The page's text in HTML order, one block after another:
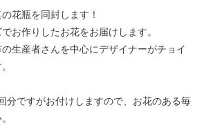
花瓶を同封します！
お作りしたお花をお届けします。
生産者さんを中心にデザイナーがチョイ
分ですがお付けしますので、お花のある毎